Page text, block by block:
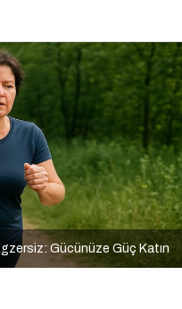
Gücünüze Güç Katın